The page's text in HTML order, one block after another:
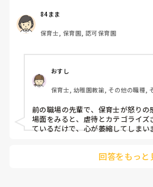
そこで、自分への戒めも兼ねて、
た、これは虐待では？という例を聞
私が今まで見た中でモヤモヤして
いるロンパースの背部をもちあげ
ースの前部はスナップボタン、外
です。
84まま
保育士, 保育園, 認可保育園
おすし
保育士, 幼稚園教諭, その他の職種,
前の職場の先輩で、保育士が怒りの
場面をみると、虐待とカテゴライズ
ているだけで、心が萎縮してしまい
回答をもっと